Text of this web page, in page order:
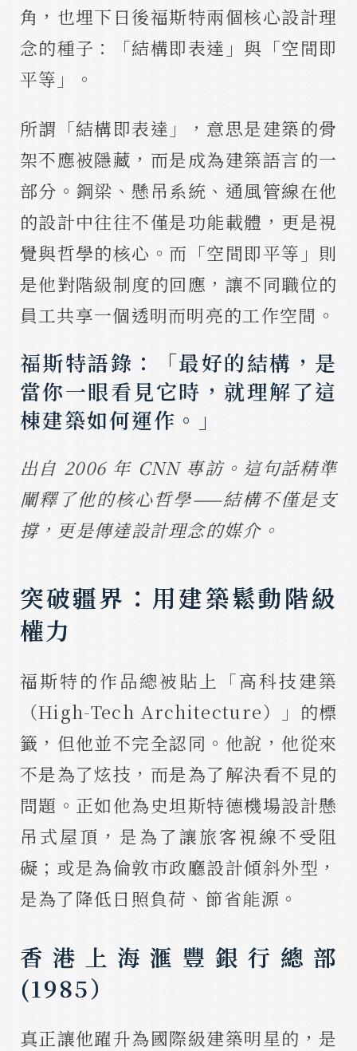
角，也埋下日後福斯特兩個核心設計理
念的種子：「結構即表達」與「空間即
平等」。
所謂「結構即表達」，意思是建築的骨
架不應被隱藏，而是成為建築語言的一
部分。鋼梁、懸吊系統、通風管線在他
的設計中往往不僅是功能載體，更是視
覺與哲學的核心。而「空間即平等」則
是他對階級制度的回應，讓不同職位的
員工共享一個透明而明亮的工作空間。
福斯特語錄：「最好的結構，是
當你一眼看見它時，就理解了這
棟建築如何運作。」
出自 2006 年 CNN 專訪。這句話精準
闡釋了他的核心哲學——結構不僅是支
撐，更是傳達設計理念的媒介。
突破疆界：用建築鬆動階級
權力
福斯特的作品總被貼上「高科技建築
（High-Tech Architecture）」的標
籤，但他並不完全認同。他說，他從來
不是為了炫技，而是為了解決看不見的
問題。正如他為史坦斯特德機場設計懸
吊式屋頂，是為了讓旅客視線不受阻
礙；或是為倫敦市政廳設計傾斜外型，
是為了降低日照負荷、節省能源。
香港上海滙豐銀行總部
(1985）
真正讓他躍升為國際級建築明星的，是